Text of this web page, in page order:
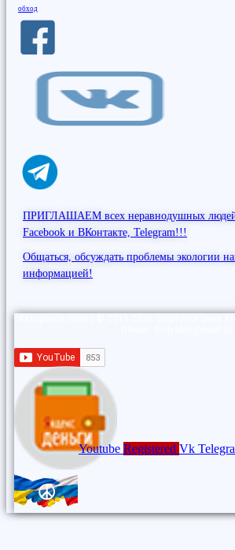
обход
ПРИГЛАШАЕМ всех неравнодушных людей
Facebook и ВКонтакте, Telegram!!!
Общаться, обсуждать проблемы экологии
информацией!
Youtube Registered Vk